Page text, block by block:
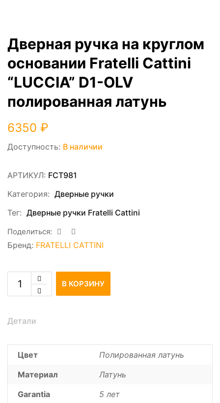
Дверная ручка на круглом
основании Fratelli Cattini
“LUCCIA” D1-OLV
полированная латунь
6350 ₽
Доступность: В наличии
АРТИКУЛ: FCT981
Категория: Дверные ручки
Тег: Дверные ручки Fratelli Cattini
Поделиться:
Бренд: FRATELLI CATTINI
В КОРЗИНУ
Детали
Цвет
Полированная латунь
Материал
Латунь
Garantia
5 лет